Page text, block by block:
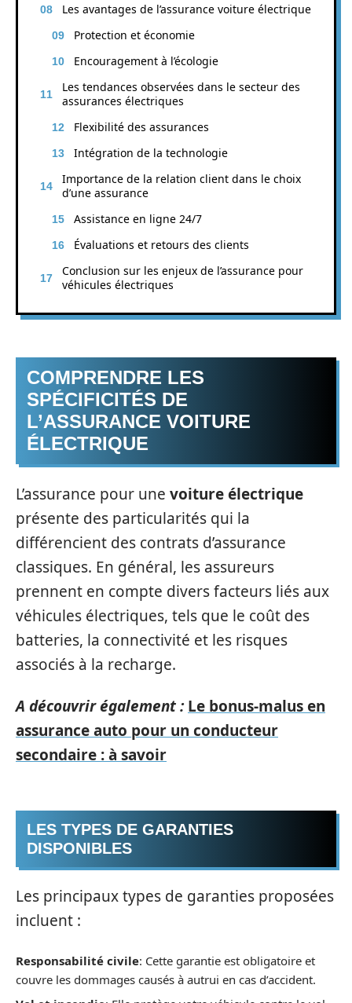
Les avantages de l’assurance voiture électrique
Protection et économie
Encouragement à l’écologie
Les tendances observées dans le secteur des
assurances électriques
Flexibilité des assurances
Intégration de la technologie
Importance de la relation client dans le choix
d’une assurance
Assistance en ligne 24/7
Évaluations et retours des clients
Conclusion sur les enjeux de l’assurance pour
véhicules électriques
COMPRENDRE LES
SPÉCIFICITÉS DE
L’ASSURANCE VOITURE
ÉLECTRIQUE
L’assurance pour une voiture électrique
présente des particularités qui la
différencient des contrats d’assurance
classiques. En général, les assureurs
prennent en compte divers facteurs liés aux
véhicules électriques, tels que le coût des
batteries, la connectivité et les risques
associés à la recharge.
A découvrir également : Le bonus-malus en
assurance auto pour un conducteur
secondaire : à savoir
LES TYPES DE GARANTIES
DISPONIBLES
Les principaux types de garanties proposées
incluent :
Responsabilité civile: Cette garantie est obligatoire et
couvre les dommages causés à autrui en cas d’accident.